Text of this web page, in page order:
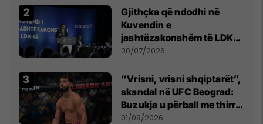
Gjithçka që ndodhi në
Kuvendin e
jashtëzakonshëm të LDK-
së
30/07/2026
“Vrisni, vrisni shqiptarët”,
skandal në UFC Beograd:
Buzukja u përball me thirrje
anti-shqiptare nga
01/08/2026